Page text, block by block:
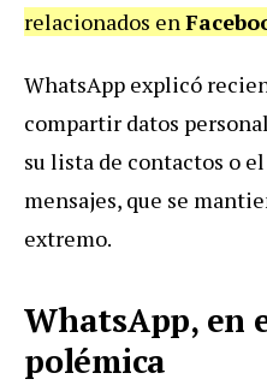
relacionados en
WhatsApp explicó
compartir datos
su lista de contactos o
mensajes, que se
extremo.
WhatsApp, en
polémica